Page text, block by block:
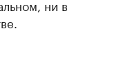
ни в